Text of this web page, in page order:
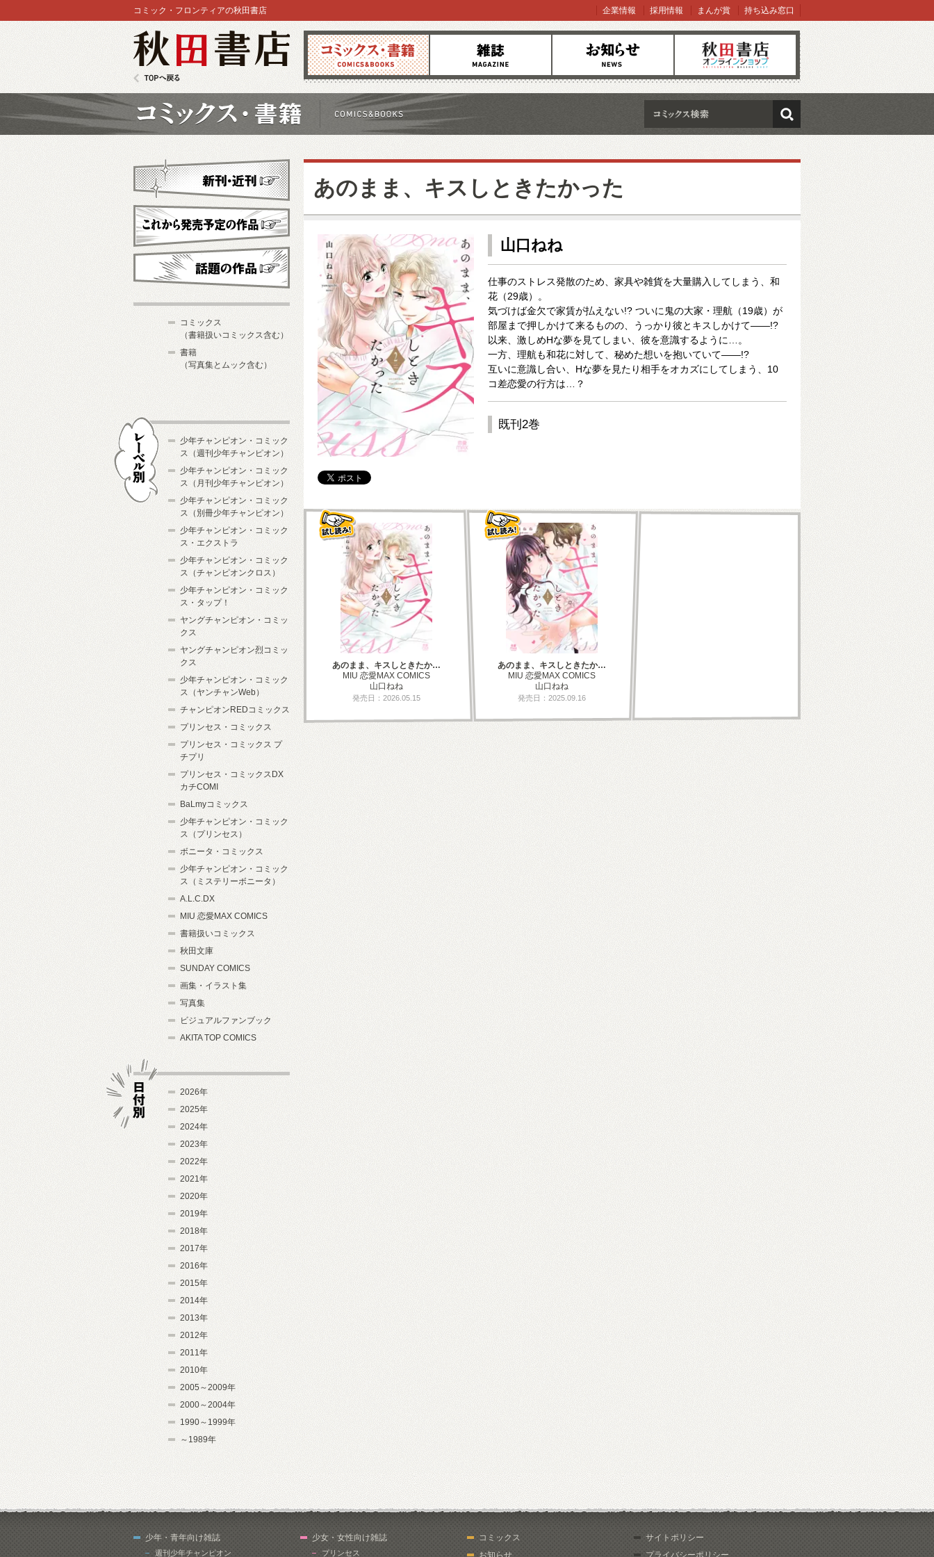
コミックス 雑誌 お知らせ オンラインショップ
コミック・フロンティアの秋田書店 企業情報 採用情報 まんが賞 持ち込み窓口
検索
あのまま、キスしときたかった
山口ねね
仕事のストレス発散のため、家具や雑貨を大量購入してしまう、和
花（29歳）。
気づけば金欠で家賃が払えない!? ついに鬼の大家・理航（19歳）が
部屋まで押しかけて来るものの、うっかり彼とキスしかけて――!?
以来、激しめHな夢を見てしまい、彼を意識するように…。
一方、理航も和花に対して、秘めた想いを抱いていて――!?
互いに意識し合い、Hな夢を見たり相手をオカズにしてしまう、10
コ差恋愛の行方は…？
既刊2巻
あのまま、キスしときたか…
MIU 恋愛MAX COMICS
山口ねね
発売日：2026.05.15
あのまま、キスしときたか…
MIU 恋愛MAX COMICS
山口ねね
発売日：2025.09.16
新刊・近刊
これから発売予定
コミックス
（書籍扱いコミックス含む）
書籍
（写真集とムック含む）
少年チャンピオン・コミック
ス（週刊少年チャンピオン）
少年チャンピオン・コミック
ス（月刊少年チャンピオン）
少年チャンピオン・コミック
ス（別冊少年チャンピオン）
少年チャンピオン・コミック
ス・エクストラ
少年チャンピオン・コミック
ス（チャンピオンクロス）
少年チャンピオン・コミック
ス・タップ！
ヤングチャンピオン・コミッ
クス
ヤングチャンピオン烈コミッ
クス
少年チャンピオン・コミック
ス（ヤンチャンWeb）
チャンピオンREDコミックス
プリンセス・コミックス
プリンセス・コミックス プ
チプリ
プリンセス・コミックスDX
カチCOMI
BaLmyコミックス
少年チャンピオン・コミック
ス（プリンセス）
ボニータ・コミックス
少年チャンピオン・コミック
ス（ミステリーボニータ）
A.L.C.DX
MIU 恋愛MAX COMICS
書籍扱いコミックス
秋田文庫
SUNDAY COMICS
画集・イラスト集
写真集
ビジュアルファンブック
AKITA TOP COMICS
2026年
2025年
2024年
2023年
2022年
2021年
2020年
2019年
2018年
2017年
2016年
2015年
2014年
2013年
2012年
2011年
2010年
2005～2009年
2000～2004年
1990～1999年
～1989年
少年・青年向け雑誌
週刊少年チャンピオン
少女・女性向け雑誌
プリンセス
コミックス
お知らせ
サイトポリシー
プライバシーポリシー